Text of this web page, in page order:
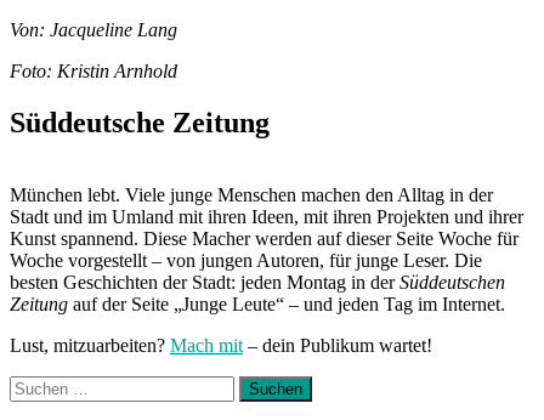
Von: Jacqueline Lang
Foto: Kristin Arnhold
Süddeutsche Zeitung
München lebt. Viele junge Menschen machen den Alltag in der
Stadt und im Umland mit ihren Ideen, mit ihren Projekten und ihrer
Kunst spannend. Diese Macher werden auf dieser Seite Woche für
Woche vorgestellt – von jungen Autoren, für junge Leser. Die
besten Geschichten der Stadt: jeden Montag in derSüddeutschen
Zeitung auf der Seite „Junge Leute“ – und jeden Tag im Internet.
Lust, mitzuarbeiten? Mach mit– dein Publikum wartet!
Suchen
nach: